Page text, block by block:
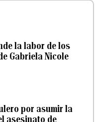
la labor de los
Gabriela Nicole
por asumir la
asesinato de